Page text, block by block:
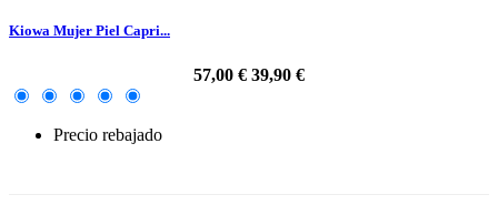
Kiowa Mujer Piel Capri...
57,00 € 39,90 €
Precio rebajado